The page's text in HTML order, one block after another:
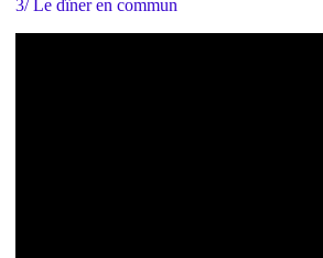
3/ Le dîner en commun